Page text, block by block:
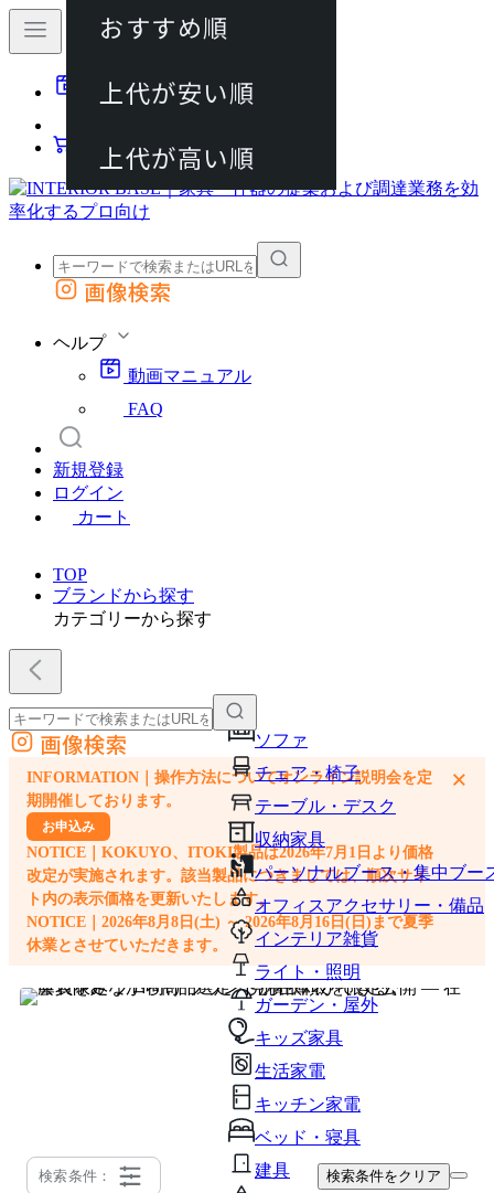
動画マニュアル
カート
外部サイトの商品をカートに追加
画像検索
ヘルプ
動画マニュアル
FAQ
新規登録
ログイン
カート
TOP
ブランドから探す
カテゴリーから探す
ソファ
チェア・椅子
テーブル・デスク
収納家具
パーソナルブース・集中ブー
オフィスアクセサリー・備品
インテリア雑貨
ライト・照明
ガーデン・屋外
キッズ家具
生活家電
キッチン家電
ベッド・寝具
建具
外部サイトの商品をカートに追加
他のサイトで見つけた商品ページのURLを貼り付けて、カートに追加できます
画像検索
INFORMATION｜操作方法についてオンライン説明会を定
期開催しております。
お申込み
NOTICE｜KOKUYO、ITOKI製品は2026年7月1日より価格
改定が実施されます。該当製品につきましては、順次サイ
ト内の表示価格を更新いたします。
NOTICE｜2026年8月8日(土) ～ 2026年8月16日(日)まで夏季
休業とさせていただきます。
×
検索条件： 検索条件をクリア
おすすめ順
上代が安い順
上代が高い順